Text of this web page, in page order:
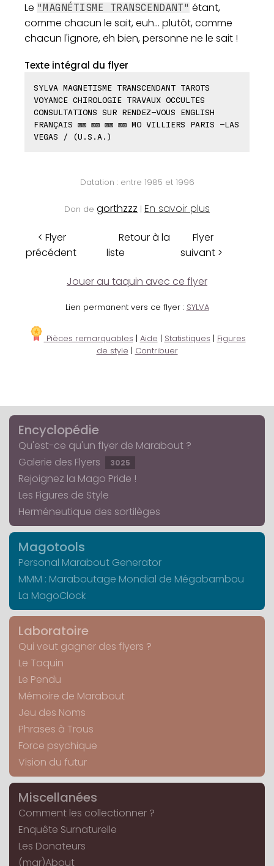
Le "MAGNÉTISME TRANSCENDANT" étant,
comme chacun le sait, euh... plutôt, comme
chacun l'ignore, eh bien, personne ne le sait !
Texte intégral du flyer
SYLVA MAGNETISME TRANSCENDANT TAROTS
VOYANCE CHIROLOGIE TRAVAUX OCCULTES
CONSULTATIONS SUR RENDEZ-VOUS ENGLISH
FRANÇAIS ⊠⊠ ⊠⊠ ⊠⊠ ⊠⊠ MO VILLIERS PARIS -LAS
VEGAS / (U.S.A.)
Datation : entre 1985 et 1996
Don de gorthzzz | En savoir plus
< Flyer
précédent
Retour à la
liste
Flyer
suivant >
Jouer au taquin avec ce flyer
Lien permanent vers ce flyer : SYLVA
Pièces remarquables | Aide | Statistiques | Figures
de style | Contribuer
Encyclopédie
Qu'est-ce qu'un flyer de Marabout ?
Galerie des Flyers
3025
Rejoignez la Mago Pride !
Les Figures de Style
Herméneutique des sortilèges
Magotools
Personal Marabout Generator
MMM : Maraboutage Mondial de Mégabambou
La MagoClock
Laboratoire
Qui veut gagner des flyers ?
Le Taquin
Le Pendu
Mémoire de Marabout
Jeu des Noms
Phrases à Trous
Force psychique
Vision du futur
Miscellanées
Comment les collectionner ?
Enquête Surnaturelle
Les Donateurs
(mar)About